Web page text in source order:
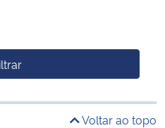
Voltar ao topo